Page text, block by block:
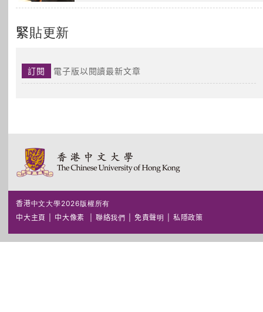
緊貼更新
訂閱 電子版以閱讀最新文章
香港中文大學2026版權所有
中大主頁
中大像素 聯絡我們 免責聲明 私隱政策